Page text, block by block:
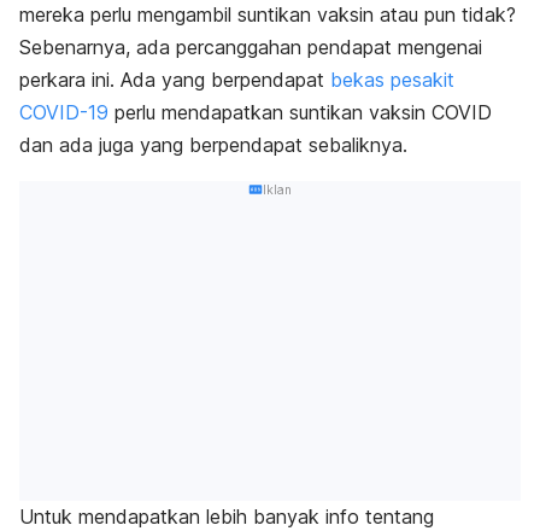
mereka perlu mengambil suntikan vaksin atau pun tidak?
Sebenarnya, ada percanggahan pendapat mengenai
perkara ini. Ada yang berpendapat bekas pesakit
COVID-19 perlu mendapatkan suntikan vaksin COVID
dan ada juga yang berpendapat sebaliknya.
Iklan
Untuk mendapatkan lebih banyak info tentang